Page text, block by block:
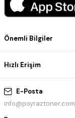
E-Posta
info@poyraztoner.com
Önemli Bilgiler
Hızlı Erişim